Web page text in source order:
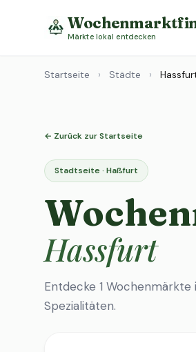
Märkte lokal entdecken
Startseite › Städte ›
← Zurück zur Startseite
Stadtseite · Haßfurt
Hassfurt
Entdecke 1
Spezialitäten.